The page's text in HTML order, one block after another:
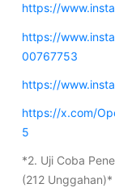
https://
https://
00767753
https://
https://x.com/
5
*2. Uji Coba
(212 Unggahan)*